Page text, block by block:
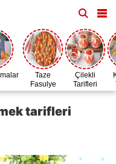
Taze
Fasulye
Zamanı
Çilekli
Tarifleri
tarifleri